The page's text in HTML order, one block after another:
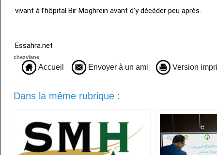
vivant à l’hôpital Bir Moghrein avant d’y décéder peu après.
Essahra.net
chezvlane
Accueil Envoyer à un ami Version
Dans la même rubrique :